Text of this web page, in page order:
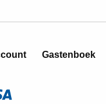
Gastenboek